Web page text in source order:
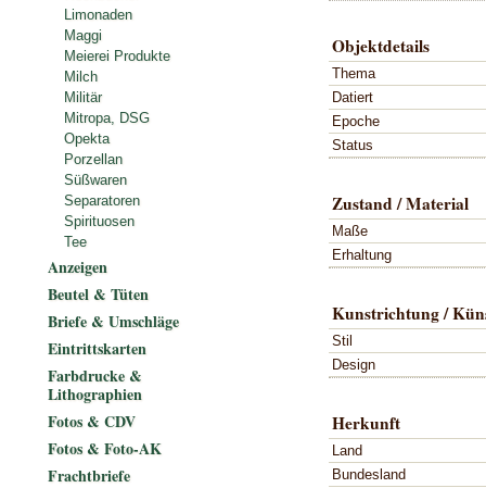
Objektdetails
Thema
Datiert
Epoche
Status
Zustand / Material
Maße
Erhaltung
Kunstrichtung /
Stil
Design
Herkunft
Land
Bundesland
Limonaden
Maggi
Meierei Produkte
Milch
Militär
Mitropa, DSG
Opekta
Porzellan
Süßwaren
Separatoren
Spirituosen
Tee
Anzeigen
Beutel & Tüten
Briefe & Umschläge
Eintrittskarten
Farbdrucke &
Lithographien
Fotos & CDV
Fotos & Foto-AK
Frachtbriefe